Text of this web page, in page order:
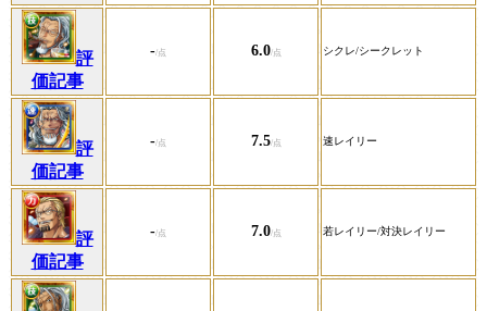
評
価記事
- 6.0 シクレ/シークレット
評
価記事
- 7.5 速レイリー
評
価記事
- 7.0 若レイリー/対決レイリー